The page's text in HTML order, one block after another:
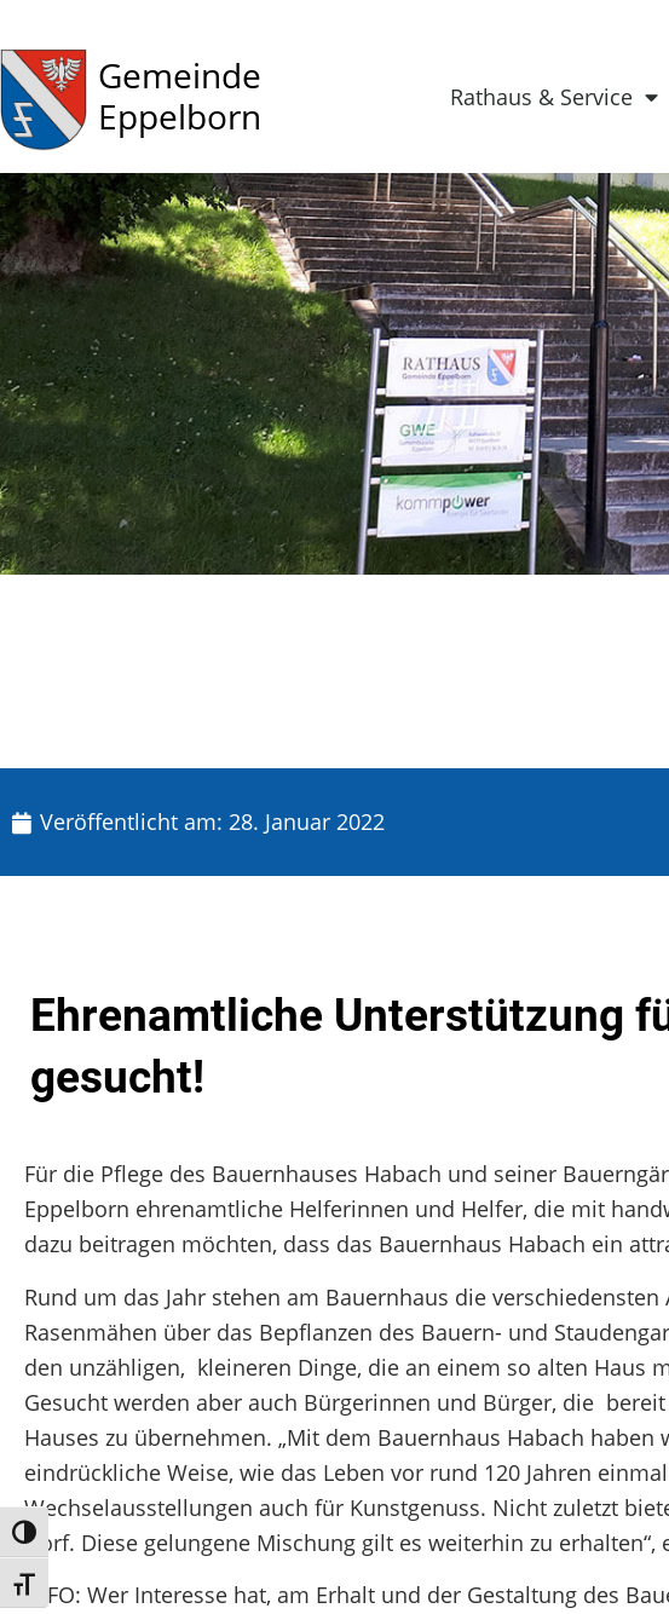
Umschalten auf hohe Kontraste
Schrift vergrößern
Gemeinde
Eppelborn
Rathaus & Service
Veröffentlicht am: 28. Januar 2022
Ehrenamtliche Unterstützung
gesucht!
Für die Pflege des Bauernhauses Habach und seiner
Eppelborn ehrenamtliche Helferinnen und Helfer, die mit
dazu beitragen möchten, dass das Bauernhaus Habach ein
Rund um das Jahr stehen am Bauernhaus die
Rasenmähen über das Bepflanzen des Bauern- und
den unzähligen, kleineren Dinge, die an einem so alten Haus
Gesucht werden aber auch Bürgerinnen und Bürger, die
Hauses zu übernehmen. „Mit dem Bauernhaus Habach
eindrückliche Weise, wie das Leben vor rund 120 Jahren
Wechselausstellungen auch für Kunstgenuss. Nicht zuletzt
Dorf. Diese gelungene Mischung gilt es weiterhin zu
INFO: Wer Interesse hat, am Erhalt und der Gestaltung des